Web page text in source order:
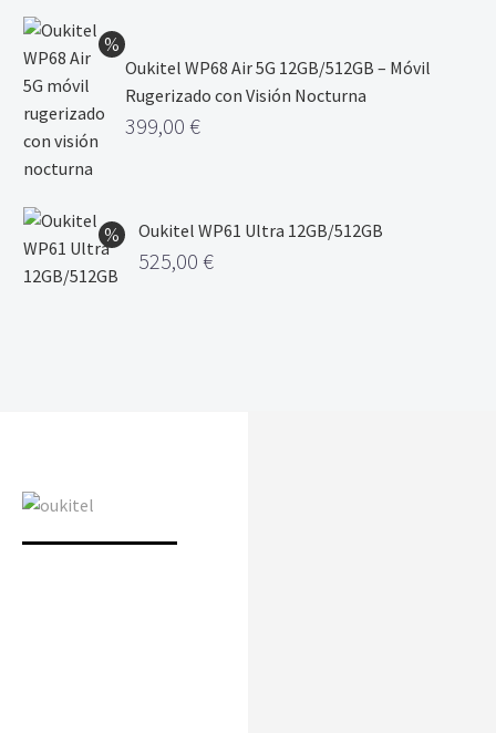
Oukitel WP68 Air 5G 12GB/512GB – Móvil
Rugerizado con Visión Nocturna
399,00 €
Oukitel WP61 Ultra 12GB/512GB
525,00 €